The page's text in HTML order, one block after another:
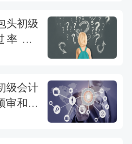
头初级
为4
员有1
级会计
审和成
核